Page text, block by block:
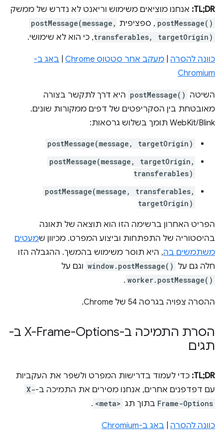
TL;DR: אנחנו מוציאים משימוש וריאנט לא נדרש של ממשק
postMessage() , ספציפית postMessage(message,
transferables, targetOrigin), כי הוא לא שימושי.
כוונה להסרה מעקב אחר סטטוס Chrome
באג ב-
Chromium
השיטה postMessage() היא דרך לתקשר בצורה
מאובטחת בין הסקריפטים של דפים ממקורות שונים.
WebKit/Blink תומך בשלוש גרסאות:
postMessage(message, targetOrigin)
postMessage(message, targetOrigin,
transferables)
postMessage(message, transferables,
targetOrigin)
הפריט האחרון ברשימה הזו הוא תוצאה של תאונה
בהיסטוריה של התפתחות וביצוע המפרט. מכיוון שמעטים
משתמשים בה, היא תוסר משימוש בהמשך. ההגבלה הזו
חלה גם על window.postMessage() וגם על
worker.postMessage()
.
ההסרה צפויה בגרסה 54 של Chrome.
הסרת התמיכה ב-X-Frame-Options ב-
תגים
TL;DR: כדי לעמוד בדרישות המפרט ולשפר את העקביות
עם דפדפנים אחרים, אנחנו מסירים את התמיכה ב-X-
Frame-Options בתוך תג <meta>
.
כוונה להסרה באג ב-Chromium